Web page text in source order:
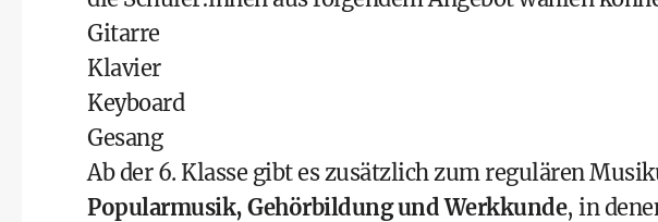
Gitarre
Klavier
Keyboard
Gesang
Ab der 6. Klasse gibt es zusätzlich zum regulären
Popularmusik, Gehörbildung und Werkkunde, in